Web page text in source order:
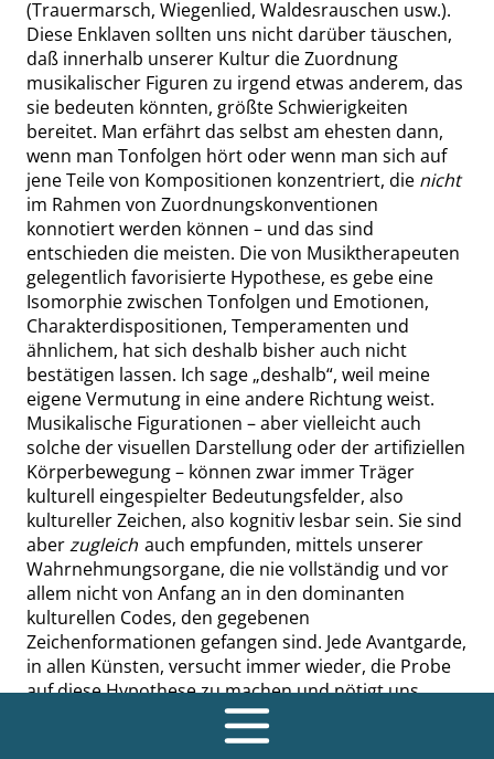
(Trauermarsch, Wiegenlied, Waldesrauschen usw.).
Diese Enklaven sollten uns nicht darüber täuschen,
daß innerhalb unserer Kultur die Zuordnung
musikalischer Figuren zu irgend etwas anderem, das
sie bedeuten könnten, größte Schwierigkeiten
bereitet. Man erfährt das selbst am ehesten dann,
wenn man Tonfolgen hört oder wenn man sich auf
jene Teile von Kompositionen konzentriert, die nicht
im Rahmen von Zuordnungskonventionen
konnotiert werden können – und das sind
entschieden die meisten. Die von Musiktherapeuten
gelegentlich favorisierte Hypothese, es gebe eine
Isomorphie zwischen Tonfolgen und Emotionen,
Charakterdispositionen, Temperamenten und
ähnlichem, hat sich deshalb bisher auch nicht
bestätigen lassen. Ich sage „deshalb“, weil meine
eigene Vermutung in eine andere Richtung weist.
Musikalische Figurationen – aber vielleicht auch
solche der visuellen Darstellung oder der artifiziellen
Körperbewegung – können zwar immer Träger
kulturell eingespielter Bedeutungsfelder, also
kultureller Zeichen, also kognitiv lesbar sein. Sie sind
aberzugleich auch empfunden, mittels unserer
Wahrnehmungsorgane, die nie vollständig und vor
allem nicht von Anfang an in den dominanten
kulturellen Codes, den gegebenen
Zeichenformationen gefangen sind. Jede Avantgarde,
in allen Künsten, versucht immer wieder, die Probe
auf diese Hypothese zu machen und nötigt uns
damit einen Blick nach zwei Seiten hin ab: zur Seite
des konventionellen Zeichenrepertoires, der kognitiv